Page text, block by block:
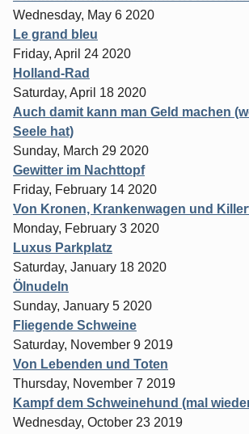
Wednesday, May 6 2020
Le grand bleu
Friday, April 24 2020
Holland-Rad
Saturday, April 18 2020
Auch damit kann man Geld machen
Seele hat)
Sunday, March 29 2020
Gewitter im Nachttopf
Friday, February 14 2020
Von Kronen, Krankenwagen und
Monday, February 3 2020
Luxus Parkplatz
Saturday, January 18 2020
Ölnudeln
Sunday, January 5 2020
Fliegende Schweine
Saturday, November 9 2019
Von Lebenden und Toten
Thursday, November 7 2019
Kampf dem Schweinehund (mal
Wednesday, October 23 2019